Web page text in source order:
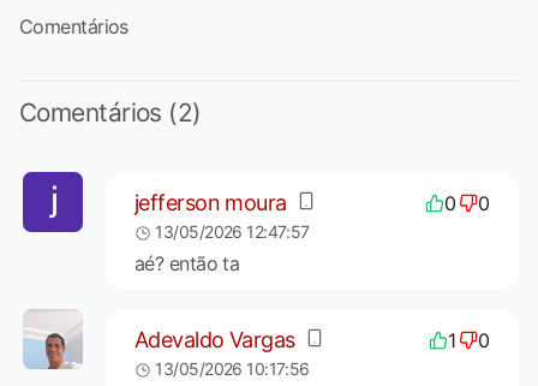
Comentários
Comentários (2)
jefferson moura 0 0
13/05/2026 12:47:57
aé? então ta
Adevaldo Vargas 1 0
13/05/2026 10:17:56